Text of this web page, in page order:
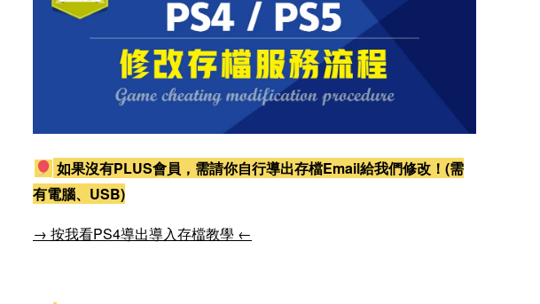
如果沒有PLUS會員，需請你自行導出存檔Email給我們修改！(需
有電腦、USB)
→ 按我看PS4導出導入存檔教學 ←